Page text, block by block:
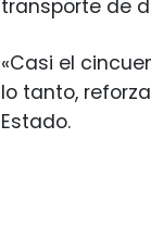
transporte de
«Casi el
lo tanto,
Estado.